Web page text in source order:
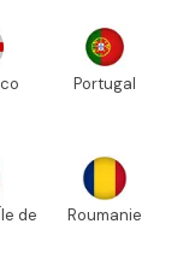
Portugal
de
Roumanie